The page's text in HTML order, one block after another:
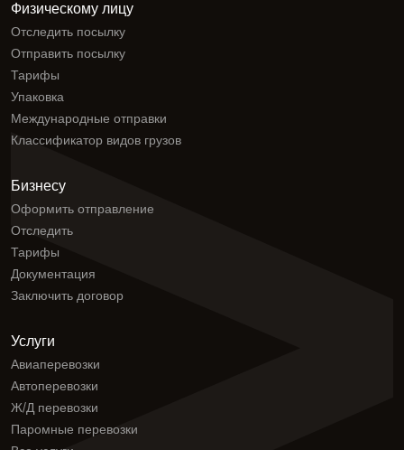
Физическому лицу
Отследить посылку
Отправить посылку
Тарифы
Упаковка
Международные отправки
Классификатор видов грузов
Бизнесу
Оформить отправление
Отследить
Тарифы
Документация
Заключить договор
Услуги
Авиаперевозки
Автоперевозки
Ж/Д перевозки
Паромные перевозки